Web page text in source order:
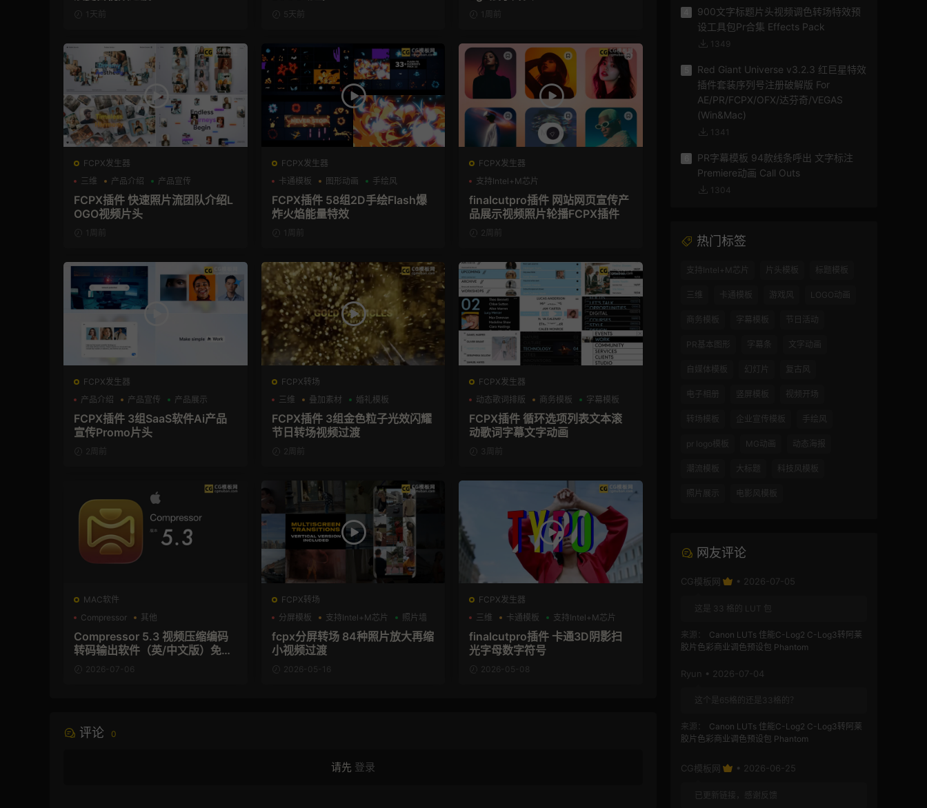
1天前 5天前 1周前
FCPX发生器
三维
产品介绍 产品宣传
FCPX插件 快速照片流团队介绍L
OGO视频片头
1周前
FCPX发生器
卡通模板
图形动画 手绘风
FCPX插件 58组2D手绘Flash爆
炸火焰能量特效
1周前
FCPX发生器
支持Intel+M芯片
finalcutpro插件 网站网页宣传产
品展示视频照片轮播FCPX插件
2周前
FCPX发生器
产品介绍
产品宣传 产品展示
FCPX插件 3组SaaS软件Ai产品
宣传Promo片头
2周前
FCPX转场
三维
叠加素材 婚礼模板
FCPX插件 3组金色粒子光效闪耀
节日转场视频过渡
2周前
FCPX发生器
动态歌词排版
商务模板 字幕模板
FCPX插件 循环选项列表文本滚
动歌词字幕文字动画
3周前
MAC软件
Compressor
其他
Compressor 5.3 视频压缩编码
转码输出软件（英/中文版）免费
下载 MAC苹果软件
2026-07-06
FCPX转场
分屏模板
支持Intel+M芯片 照片墙
fcpx分屏转场 84种照片放大再缩
小视频过渡
2026-05-16
FCPX发生器
三维
卡通模板 支持Intel+M芯片
finalcutpro插件 卡通3D阴影扫
光字母数字符号
2026-05-08
评论 0
请先 登录
900文字标题片头视频调色转场特效预
设工具包Pr合集 Effects Pack
1349
Red Giant Universe v3.2.3 红巨星特效
插件套装序列号注册破解版 For
AE/PR/FCPX/OFX/达芬奇/VEGAS
(Win&Mac)
1341
PR字幕模板 94款线条呼出 文字标注
Premiere动画 Call Outs
1304
热门标签
支持Intel+M芯片 片头模板 标题模板
三维 卡通模板 游戏风 LOGO动画
商务模板 字幕模板 节日活动
PR基本图形 字幕条 文字动画
自媒体模板 幻灯片 复古风
电子相册 竖屏模板 视频开场
转场模板 企业宣传模板 手绘风
pr logo模板 MG动画 动态海报
潮流模板 大标题 科技风模板
照片展示 电影风模板
网友评论
CG模板网 • 2026-07-05
这是 33 格的 LUT 包
来源：
Canon LUTs 佳能C-Log2 C-Log3转阿莱
胶片色彩商业调色预设包 Phantom
Ryun • 2026-07-04
这个是65格的还是33格的？
来源：
Canon LUTs 佳能C-Log2 C-Log3转阿莱
胶片色彩商业调色预设包 Phantom
CG模板网 • 2026-06-25
已更新链接，感谢反馈